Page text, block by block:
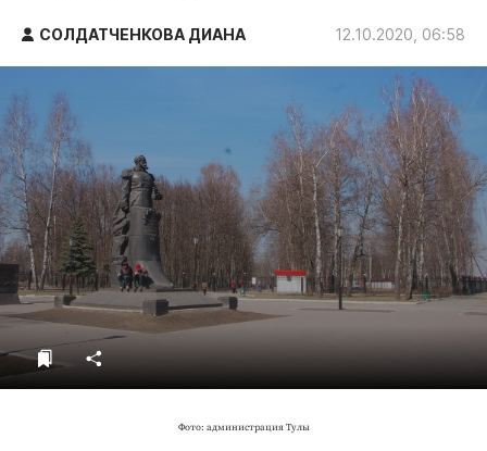
ДоброЦентр
СОЛДАТЧЕНКОВА ДИАНА 12.10.2020, 06:58
Фото: администрация Тулы